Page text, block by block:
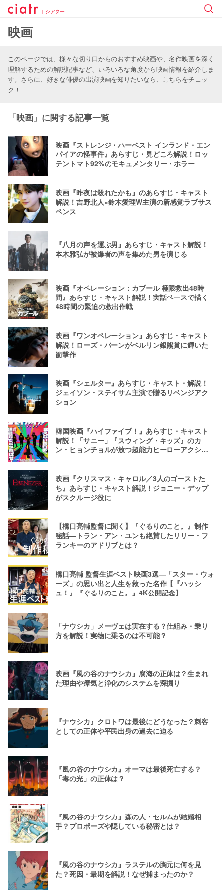
[ シアター ]
映画
このページでは、様々な切り口からのおすすめ映画や、名作映画を深く
理解するための解説記事など、いろいろな角度から映画情報を紹介しま
す。さらに、好きな俳優の出演映画を知りたいなら、こちらをチェッ
ク！
「映画」に関する記事一覧
映画『ストレンジ・ハーベスト インランド・エン
パイアの怪事件』あらすじ・見どころ解説！ロッ
テントマト92%のモキュメンタリー・ホラー
映画『昨夜は殺れたかも』のあらすじ・キャスト
解説！吉野北人×鈴木愛理W主演の新感覚ラブサス
ペンス
『八月の声を運ぶ男』あらすじ・キャスト解説！
本木雅弘が被爆者の声を集めた男を演じる
映画『オペレーション：カブール 極限救出48時
間』あらすじ・キャスト解説！実話ベースで描く
48時間の緊迫の救出作戦
映画『ワンオペレーション』あらすじ・キャスト
解説！ローズ・バーンがベルリン銀熊賞に輝いた
衝撃作
映画『シェルター』あらすじ・キャスト・解説！
ジェイソン・ステイサム主演で贈るリベンジアク
ション
韓国映画『ハイファイブ！』あらすじ・キャスト
解説！「サニー」『スウィング・キッズ』のカ
ン・ヒョンチョルが放つ超能力ヒーローアクショ
映画『クリスマス・キャロル／3人のゴーストた
ち』あらすじ・キャスト解説！ジョニー・デップ
がスクルージ役に
【橋口亮輔監督に聞く】『ぐるりのこと。』制作
秘話―トラン・アン・ユンも絶賛したリリー・フ
ランキーのアドリブとは？
橋口亮輔 監督生涯ベスト映画3選―「スター・ウォ
ーズ」の思い出と人生を救った名作【『ハッシ
ュ！』『ぐるりのこと。』4K公開記念】
「ナウシカ」メーヴェは実在する？仕組み・乗り
方を解説！実物に乗るのは不可能？
映画『風の谷のナウシカ』腐海の正体は？生まれ
た理由や瘴気と浄化のシステムを深掘り
『ナウシカ』クロトワは最後にどうなった？刺客
としての正体や平民出身の過去に迫る
『風の谷のナウシカ』オーマは最後死亡する？
「毒の光」の正体は？
『風の谷のナウシカ』森の人・セルムが結婚相
手？プロポーズや隠している秘密とは？
『風の谷のナウシカ』ラステルの胸元に何を見
た？死因・最期を解説！なぜ捕まったのか？